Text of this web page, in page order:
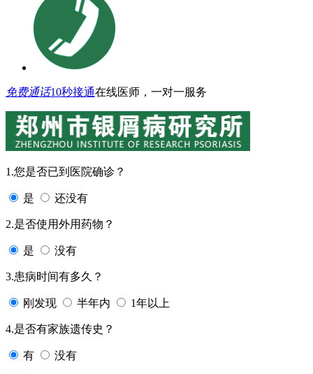
免费通话10秒接通在线医师，一对一服务
1.您是否已到医院确诊？
是 还没有
2.是否使用外用药物？
是 没有
3.患病时间有多久？
刚发现 半年内 1年以上
4.是否有家族遗传史？
有 没有